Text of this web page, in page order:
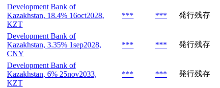
Development Bank of
Kazakhstan, 18.4% 16oct2028,
KZT
*** *** 発行残存
Development Bank of
Kazakhstan, 3.35% 1sep2028,
CNY
*** *** 発行残存
Development Bank of
Kazakhstan, 6% 25nov2033,
KZT
*** *** 発行残存